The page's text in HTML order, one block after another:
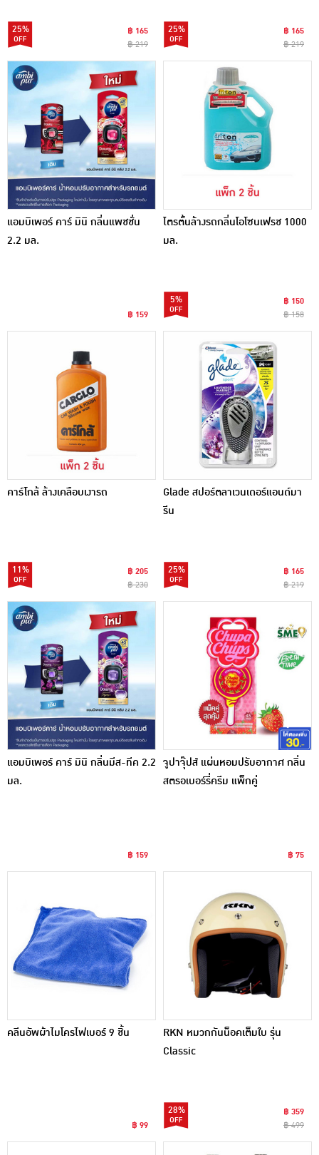
25%
฿ 165
฿ 219
25%
฿ 165
฿ 219
แอมบิเพอร์ คาร์ มินิ กลิ่นแพชชั่น
2.2 มล.
฿ 159
ไตรตั้นล้างรถกลิ่นโอโซนเฟรช 1000
มล.
5%
฿ 150
฿ 158
คาร์โกล้ ล้างเคลือบเงารถ
11%
฿ 205
฿ 230
Glade สปอร์ตลาเวนเดอร์แอนด์มา
รีน
25%
฿ 165
฿ 219
แอมบิเพอร์ คาร์ มินิ กลิ่นมีส-ทีค 2.2
มล.
฿ 159
จูปาจุ๊ปส์ แผ่นหอมปรับอากาศ กลิ่น
สตรอเบอร์รี่ครีม แพ็กคู่
฿ 75
คลีนอัพผ้าไมโครไฟเบอร์ 9 ชิ้น
฿ 99
RKN หมวกกันน็อคเต็มใบ รุ่น
Classic
28%
฿ 359
฿ 499